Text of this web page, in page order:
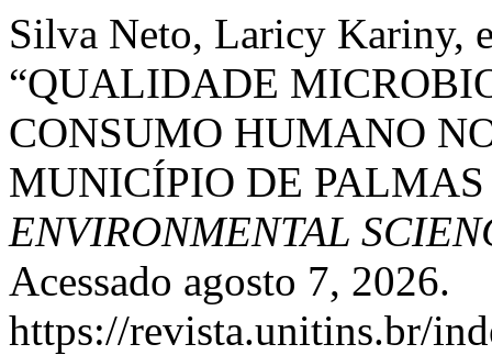
Silva Neto, Laricy Kariny,
“QUALIDADE
CONSUMO HUMANO
MUNICÍPIO DE
ENVIRONMENTAL
Acessado agosto 7, 2026.
https://revista.unitins.br/